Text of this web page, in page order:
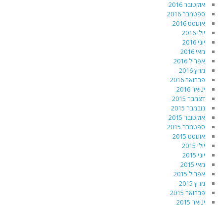
אוקטובר 2016
ספטמבר 2016
אוגוסט 2016
יולי 2016
יוני 2016
מאי 2016
אפריל 2016
מרץ 2016
פברואר 2016
ינואר 2016
דצמבר 2015
נובמבר 2015
אוקטובר 2015
ספטמבר 2015
אוגוסט 2015
יולי 2015
יוני 2015
מאי 2015
אפריל 2015
מרץ 2015
פברואר 2015
ינואר 2015